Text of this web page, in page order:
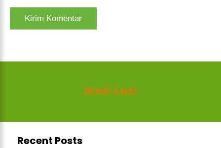
BRAND KAMU
Recent Posts